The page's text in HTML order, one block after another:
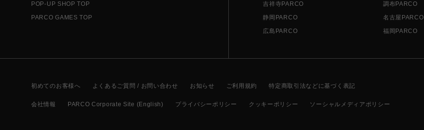
POP-UP SHOP TOP
PARCO GAMES TOP
吉祥寺PARCO
調布PARCO
静岡PARCO
名古屋PARCO
広島PARCO
福岡PARCO
初めてのお客様へ よくあるご質問 / お問い合わせ お知らせ ご利用規約 特定商取引法などに基づく表記
会社情報 PARCO Corporate Site (English) プライバシーポリシー クッキーポリシー ソーシャルメディアポリシー